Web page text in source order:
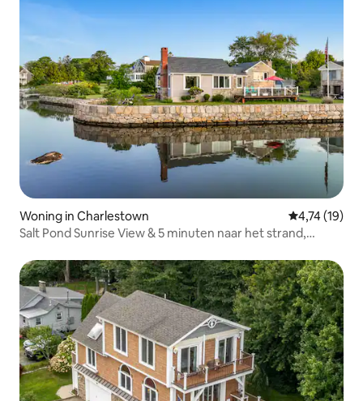
Woning in Charlestown Gemiddelde
4,74 (19)
Salt Pond Sunrise View & 5 minuten naar het strand,